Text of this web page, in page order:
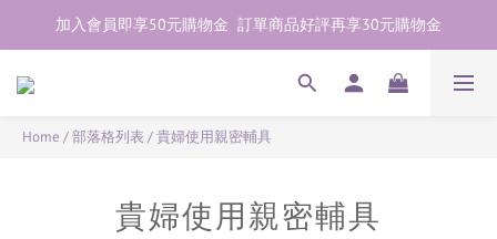
加入會員即享50元購物金  訂單商品好評再享30元購物金
加入會員即享50元購物金  訂單商品好評再享30元購物金
歡迎點右下紫色💬諮詢線上親密顧問
Home /部落格列表 /貴婦使用親密輔具
貴婦使用親密輔具